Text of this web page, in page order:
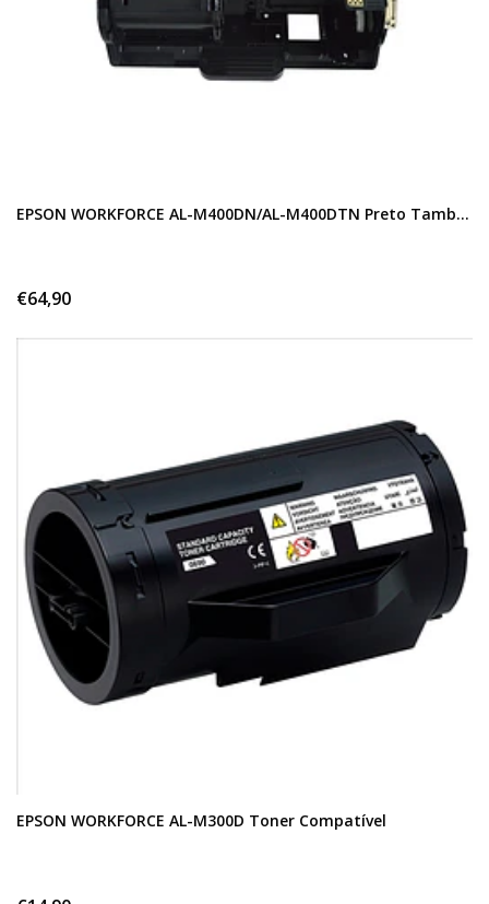
EPSON WORKFORCE AL-M400DN/AL-M400DTN Preto Tamb...
€64,90
EPSON WORKFORCE AL-M300D Toner Compatível